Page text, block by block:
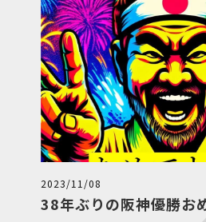
いのある仕事をお探しの
ださい。
お待ちしております。
りです。
換金したところでようや
とに気づきました。
費やした時間を考えると
く効率が良いと実感しま
東近江市や隣接した地域に
探してるあなた！
2023/11/08
38年ぶりの阪神優勝お